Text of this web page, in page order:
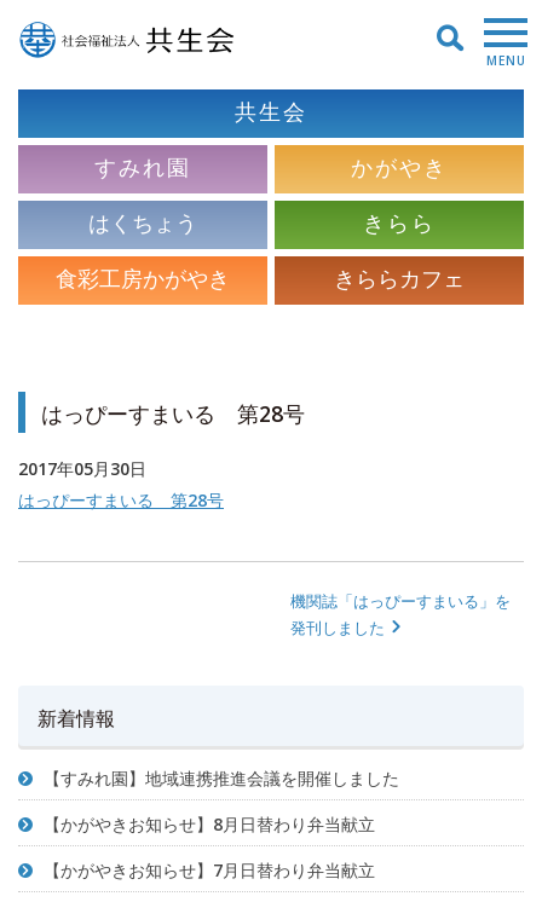
MENU
共生会
すみれ園
かがやき
はくちょう
きらら
食彩工房かがやき
きららカフェ
はっぴーすまいる 第28号
2017年05月30日
はっぴーすまいる 第28号
機関誌「はっぴーすまいる」を
発刊しました
新着情報
【すみれ園】地域連携推進会議を開催しました
【かがやきお知らせ】8月日替わり弁当献立
【かがやきお知らせ】7月日替わり弁当献立